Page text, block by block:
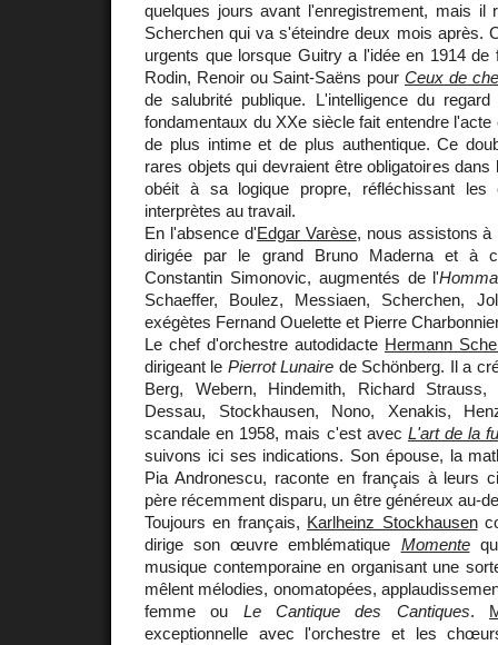
quelques jours avant l'enregistrement, mais il
Scherchen qui va s'éteindre deux mois après.
urgents que lorsque Guitry a l'idée en 1914
Rodin, Renoir ou Saint-Saëns pour Ceux de
de salubrité publique. L'intelligence du
fondamentaux du XXe siècle fait entendre
de plus intime et de plus authentique. Ce
rares objets qui devraient être obligatoires
obéit à sa logique propre, réfléchissant les
interprètes au travail.
En l'absence d'Edgar Varèse, nous assistons
dirigée par le grand Bruno Maderna et à
Constantin Simonovic, augmentés de l'
Schaeffer, Boulez, Messiaen, Scherchen,
exégètes Fernand Ouelette et Pierre
Le chef d'orchestre autodidacte Hermann
dirigeant le Pierrot Lunaire de Schönberg. Il a
Berg, Webern, Hindemith, Richard Strauss,
Dessau, Stockhausen, Nono, Xenakis,
scandale en 1958, mais c'est avec L'art de la
suivons ici ses indications. Son épouse, la
Pia Andronescu, raconte en français à leurs
père récemment disparu, un être généreux au-
Toujours en français, Karlheinz Stockhausen
dirige son œuvre emblématique Momentequi
musique contemporaine en organisant une
mêlent mélodies, onomatopées,
femme ou Le Cantique des Cantiques.
exceptionnelle avec l'orchestre et les